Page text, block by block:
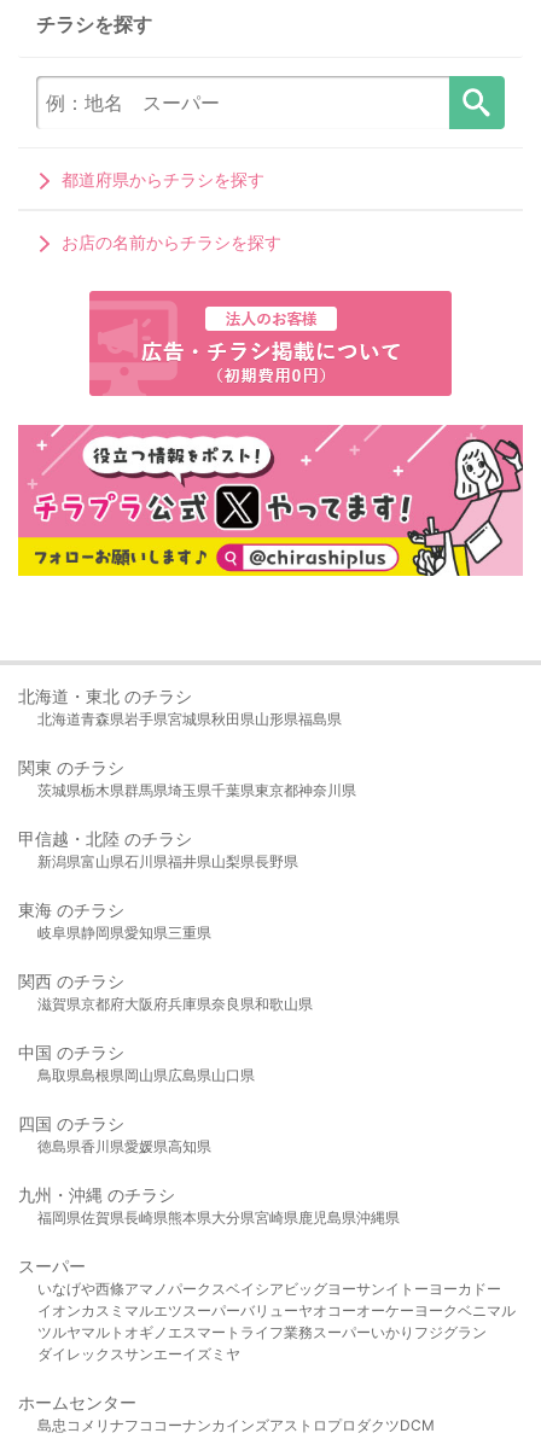
チラシを探す
都道府県からチラシを探す
お店の名前からチラシを探す
北海道・東北 のチラシ
北海道青森県岩手県宮城県秋田県山形県福島県
関東 のチラシ
茨城県栃木県群馬県埼玉県千葉県東京都神奈川県
甲信越・北陸 のチラシ
新潟県富山県石川県福井県山梨県長野県
東海 のチラシ
岐阜県静岡県愛知県三重県
関西 のチラシ
滋賀県京都府大阪府兵庫県奈良県和歌山県
中国 のチラシ
鳥取県島根県岡山県広島県山口県
四国 のチラシ
徳島県香川県愛媛県高知県
九州・沖縄 のチラシ
福岡県佐賀県長崎県熊本県大分県宮崎県鹿児島県沖縄県
スーパー
いなげや西條アマノパークスベイシア ビッグヨーサンイトーヨーカドー
イオンカスミ マルエツスーパーバリューヤオコーオーケー ヨークベニマル
ツルヤマルト オギノ エスマート ライフ業務スーパーいかり フジグラン
ダイレックスサンエーイズミヤ
ホームセンター
島忠 コメリ ナフコ コーナンカインズアストロプロダクツDCM